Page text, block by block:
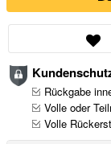
Rückgabe
Volle oder
Volle